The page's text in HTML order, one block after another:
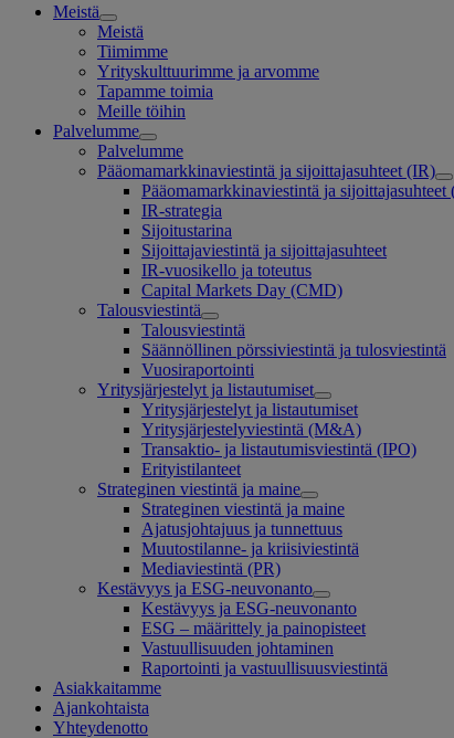
Meistä
Meistä
Tiimimme
Yrityskulttuurimme ja arvomme
Tapamme toimia
Meille töihin
Palvelumme
Palvelumme
Pääomamarkkinaviestintä ja sijoittajasuhteet (IR)
Pääomamarkkinaviestintä ja sijoittajasuhteet
IR-strategia
Sijoitustarina
Sijoittajaviestintä ja sijoittajasuhteet
IR-vuosikello ja toteutus
Capital Markets Day (CMD)
Talousviestintä
Talousviestintä
Säännöllinen pörssiviestintä ja tulosviestintä
Vuosiraportointi
Yritysjärjestelyt ja listautumiset
Yritysjärjestelyt ja listautumiset
Yritysjärjestelyviestintä (M&A)
Transaktio- ja listautumisviestintä (IPO)
Erityistilanteet
Strateginen viestintä ja maine
Strateginen viestintä ja maine
Ajatusjohtajuus ja tunnettuus
Muutostilanne- ja kriisiviestintä
Mediaviestintä (PR)
Kestävyys ja ESG-neuvonanto
Kestävyys ja ESG-neuvonanto
ESG – määrittely ja painopisteet
Vastuullisuuden johtaminen
Raportointi ja vastuullisuusviestintä
Asiakkaitamme
Ajankohtaista
Yhteydenotto